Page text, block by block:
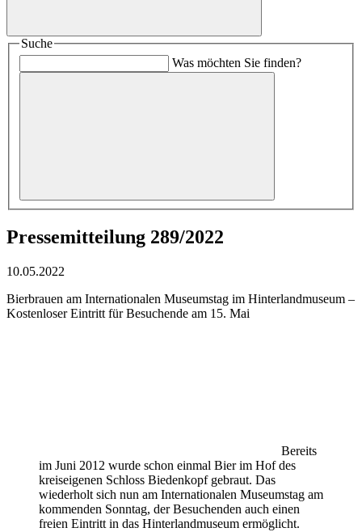
Suche
Was möchten Sie finden?
Pressemitteilung 289/2022
10.05.2022
Bierbrauen am Internationalen Museumstag im Hinterlandmuseum –
Kostenloser Eintritt für Besuchende am 15. Mai
Bereits
im Juni 2012 wurde schon einmal Bier im Hof des
kreiseigenen Schloss Biedenkopf gebraut. Das
wiederholt sich nun am Internationalen Museumstag am
kommenden Sonntag, der Besuchenden auch einen
freien Eintritt in das Hinterlandmuseum ermöglicht.